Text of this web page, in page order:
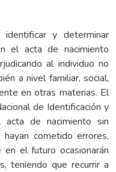
y determinar
el acta de nacimiento
al individuo no
a nivel familiar, social,
en otras materias. El
de Identificación y
acta de nacimiento sin
cometido errores,
en el futuro ocasionarán
teniendo que recurrir a